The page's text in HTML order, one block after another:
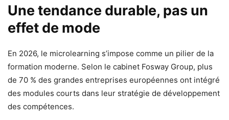
Une tendance durable, pas un
effet de mode
En 2026, le microlearning s’impose comme un pilier de la
formation moderne. Selon le cabinet Fosway Group, plus
de 70 % des grandes entreprises européennes ont intégré
des modules courts dans leur stratégie de développement
des compétences.